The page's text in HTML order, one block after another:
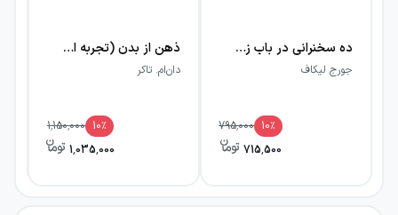
ده سخنرانی در باب زبان شناسی شناختی
جورج لیکاف
795,000 10٪
715,500
ذهن از بدن (تجربه از ساختار نورونی)
دان‌ام. تاکر
1,150,000 10٪
1,035,000